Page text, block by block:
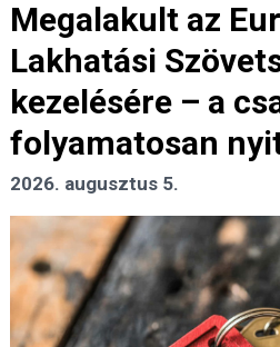
Megalakult az
Lakhatási
kezelésére – a
folyamatosan
2026. augusztus 5.